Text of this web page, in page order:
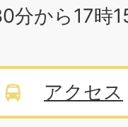
分から17時
アクセス